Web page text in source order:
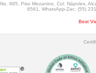
885, Piso Mezanine, Col. Nápoles,
8561, WhatsApp-Zac: (55)
Best